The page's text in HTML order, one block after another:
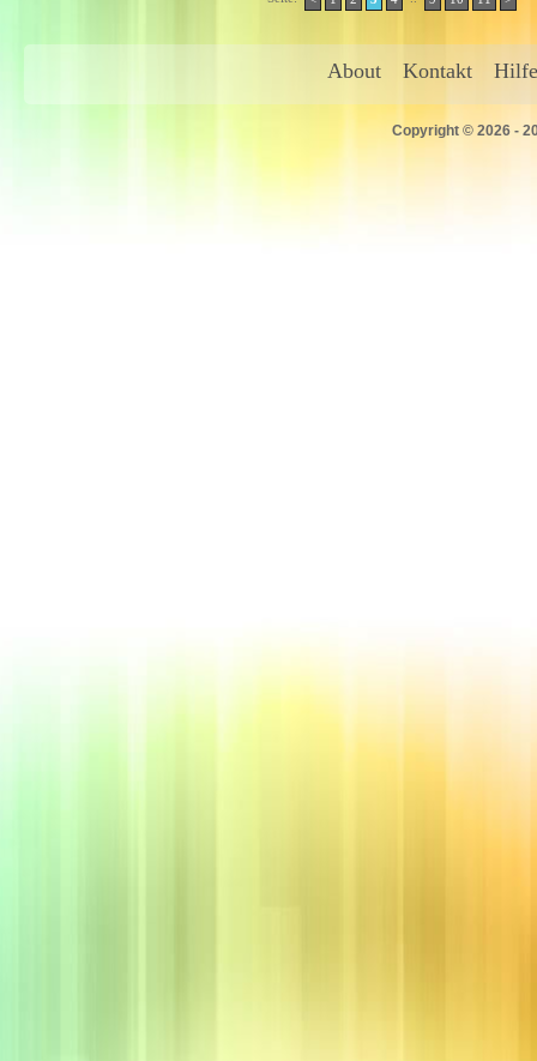
About Kontakt Hilfe
Copyright © 2026 -